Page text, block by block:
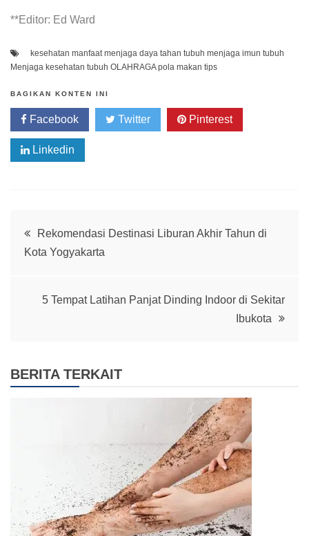
**Editor: Ed Ward
kesehatan manfaat menjaga daya tahan tubuh menjaga imun tubuh
Menjaga kesehatan tubuh OLAHRAGA pola makan tips
BAGIKAN KONTEN INI
Facebook Twitter Pinterest
Linkedin
Post
navigation
Rekomendasi Destinasi Liburan Akhir Tahun di
Kota Yogyakarta
5 Tempat Latihan Panjat Dinding Indoor di Sekitar
Ibukota
BERITA TERKAIT